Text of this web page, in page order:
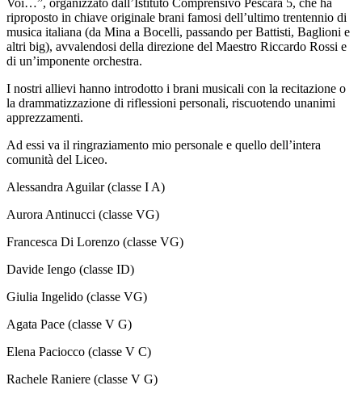
Voi…”, organizzato dall’Istituto Comprensivo Pescara 5, che ha
riproposto in chiave originale brani famosi dell’ultimo trentennio di
musica italiana (da Mina a Bocelli, passando per Battisti, Baglioni e
altri big), avvalendosi della direzione del Maestro Riccardo Rossi e
di un’imponente orchestra.
I nostri allievi hanno introdotto i brani musicali con la recitazione o
la drammatizzazione di riflessioni personali, riscuotendo unanimi
apprezzamenti.
Ad essi va il ringraziamento mio personale e quello dell’intera
comunità del Liceo.
Alessandra Aguilar (classe I A)
Aurora Antinucci (classe VG)
Francesca Di Lorenzo (classe VG)
Davide Iengo (classe ID)
Giulia Ingelido (classe VG)
Agata Pace (classe V G)
Elena Paciocco (classe V C)
Rachele Raniere (classe V G)